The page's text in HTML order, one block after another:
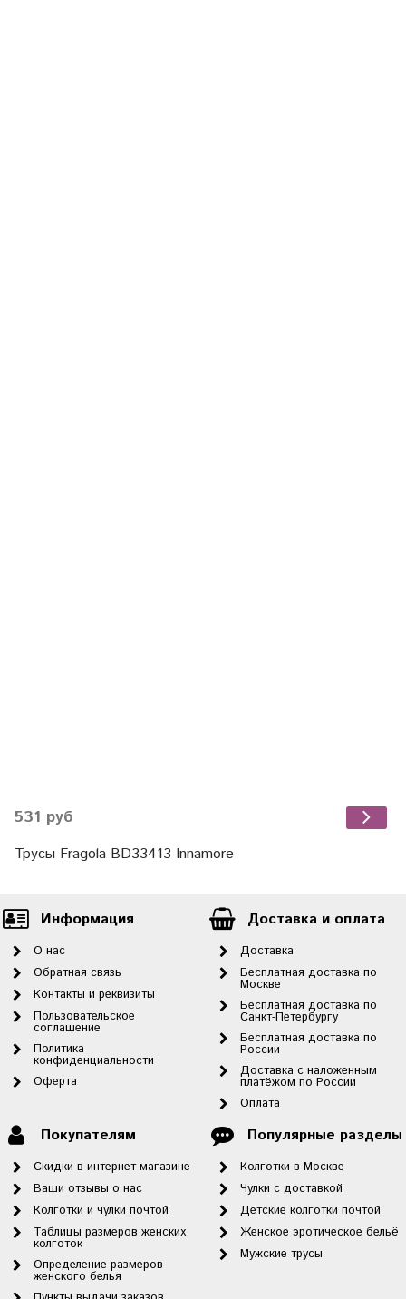
531 руб
Трусы Fragola BD33413 Innamore
Информация
О нас
Обратная связь
Контакты и реквизиты
Пользовательское
соглашение
Политика
конфиденциальности
Оферта
Доставка и оплата
Доставка
Бесплатная доставка по
Москве
Бесплатная доставка по
Санкт-Петербургу
Бесплатная доставка по
России
Доставка с наложенным
платёжом по России
Оплата
Покупателям
Скидки в интернет-магазине
Ваши отзывы о нас
Колготки и чулки почтой
Таблицы размеров женских
колготок
Определение размеров
женского белья
Популярные разделы
Колготки в Москве
Чулки с доставкой
Детские колготки почтой
Женское эротическое бельё
Мужские трусы